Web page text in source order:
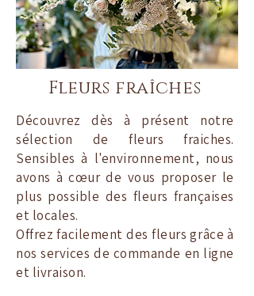
Fleurs fraîches
Découvrez dès à présent notre
sélection de fleurs fraiches.
Sensibles à l'environnement, nous
avons à cœur de vous proposer le
plus possible des fleurs françaises
et locales.
Offrez facilement des fleurs grâce à
nos services de commande en ligne
et livraison.